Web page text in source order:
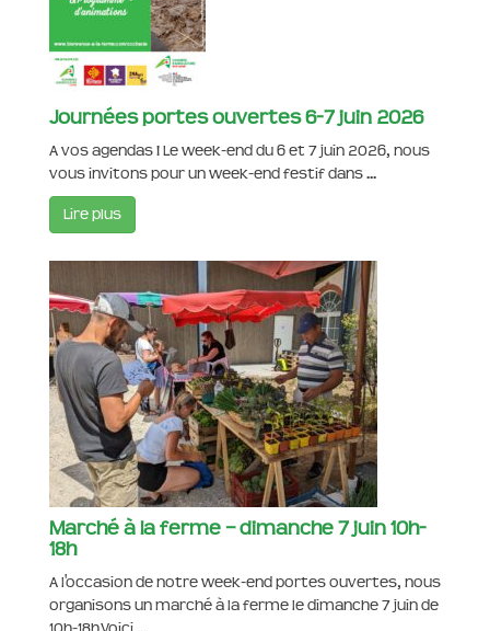
Journées portes ouvertes 6-7 juin 2026
A vos agendas ! Le week-end du 6 et 7 juin 2026, nous
vous invitons pour un week-end festif dans ...
Lire plus
Marché à la ferme – dimanche 7 juin 10h-
18h
A l'occasion de notre week-end portes ouvertes, nous
organisons un marché à la ferme le dimanche 7 juin de